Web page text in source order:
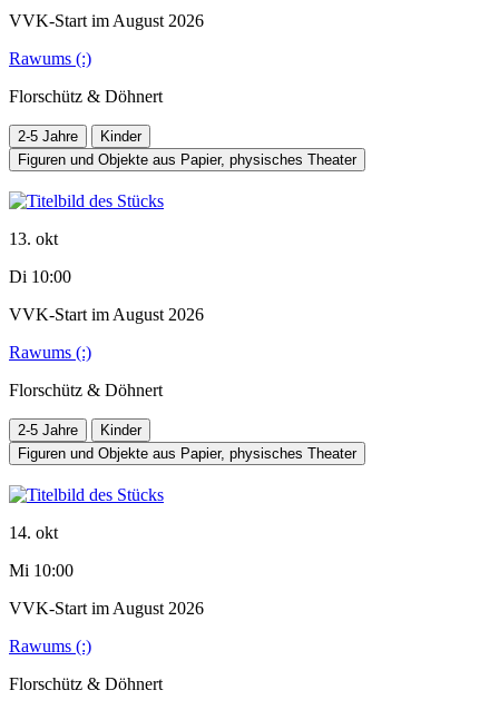
VVK-Start im August 2026
Rawums (:)
Florschütz & Döhnert
2-5 Jahre
Kinder
Figuren und Objekte aus Papier, physisches Theater
13. okt
Di 10:00
VVK-Start im August 2026
Rawums (:)
Florschütz & Döhnert
2-5 Jahre
Kinder
Figuren und Objekte aus Papier, physisches Theater
14. okt
Mi 10:00
VVK-Start im August 2026
Rawums (:)
Florschütz & Döhnert